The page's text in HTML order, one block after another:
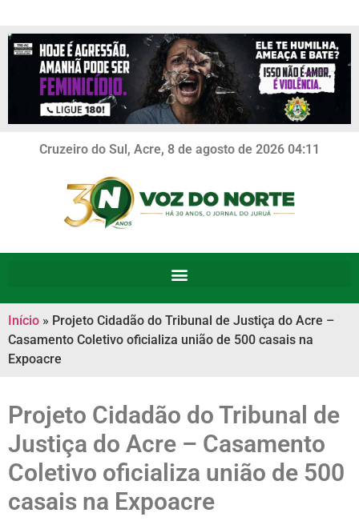
Cruzeiro do Sul, Acre, 8 de agosto de 2026 04:11
Início » Projeto Cidadão do Tribunal de Justiça do Acre –
Casamento Coletivo oficializa união de 500 casais na
Expoacre
Projeto Cidadão do Tribunal de
Justiça do Acre – Casamento
Coletivo oficializa união de 500
casais na Expoacre